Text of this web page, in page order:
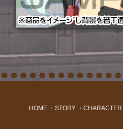
HOME・ STORY・ CHARACTER